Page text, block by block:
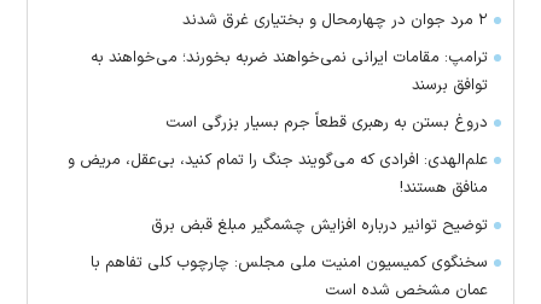
۲ مرد جوان در چهارمحال و بختیاری غرق شدند
ترامپ: مقامات ایرانی نمی‌خواهند ضربه بخورند؛ می‌خواهند به
توافق برسند
دروغ بستن به رهبری قطعاً جرم بسیار بزرگی است
علم‌الهدی: افرادی که می‌گویند جنگ را تمام کنید، بی‌عقل، مریض و
منافق هستند!
توضیح توانیر درباره افزایش چشمگیر مبلغ قبض برق
سخنگوی کمیسیون امنیت ملی مجلس: چارچوب کلی تفاهم با
عمان مشخص شده است